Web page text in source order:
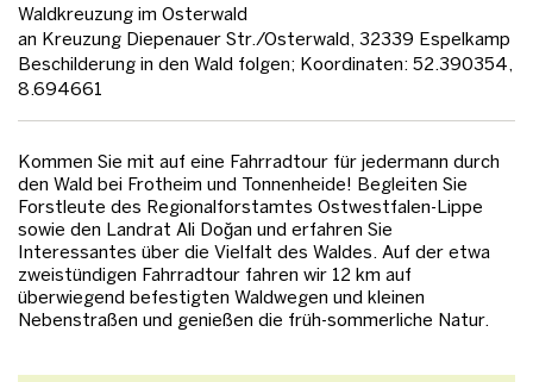
Waldkreuzung im Osterwald
an Kreuzung Diepenauer Str./Osterwald, 32339 Espelkamp
Beschilderung in den Wald folgen; Koordinaten: 52.390354,
8.694661
Kommen Sie mit auf eine Fahrradtour für jedermann durch
den Wald bei Frotheim und Tonnenheide! Begleiten Sie
Forstleute des Regionalforstamtes Ostwestfalen-Lippe
sowie den Landrat Ali Doğan und erfahren Sie
Interessantes über die Vielfalt des Waldes. Auf der etwa
zweistündigen Fahrradtour fahren wir 12 km auf
überwiegend befestigten Waldwegen und kleinen
Nebenstraßen und genießen die früh-sommerliche Natur.